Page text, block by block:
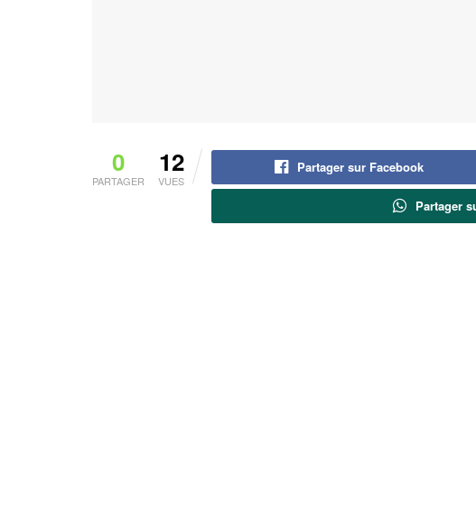
0
PARTAGER
12
VUES
Partager sur Facebook
Partager